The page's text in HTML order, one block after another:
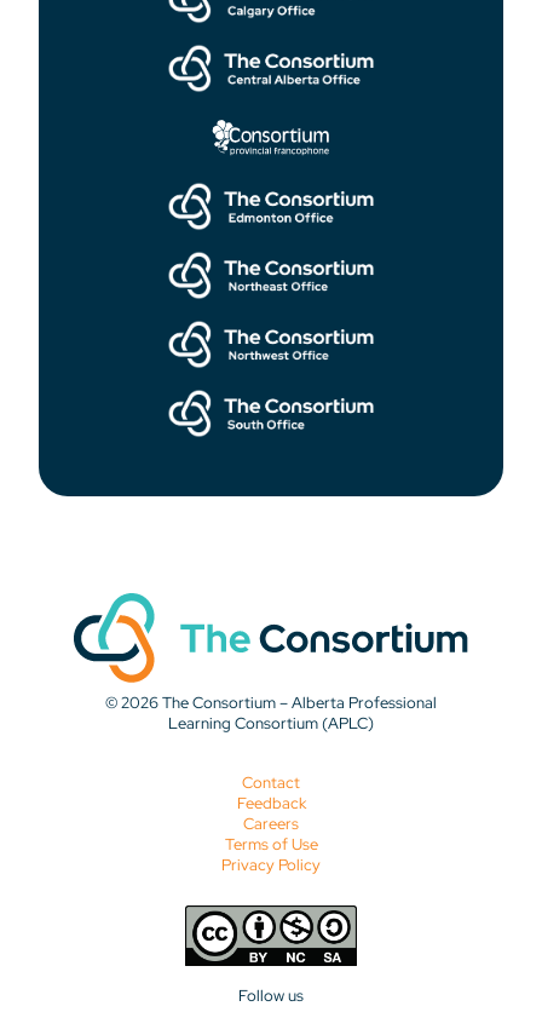
© 2026 The Consortium – Alberta Professional
Learning Consortium (APLC)
Contact
Feedback
Careers
Terms of Use
Privacy Policy
Follow us